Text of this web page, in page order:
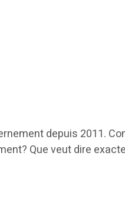
depuis 2011.
Que veut dire